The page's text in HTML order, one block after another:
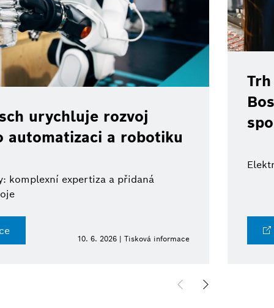
urychluje rozvoj
automatizaci a robotiku
komplexní expertiza a přidaná
10. 6. 2026 | Tisková informace